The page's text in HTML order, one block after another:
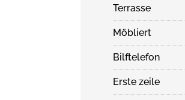
Terrasse
Möbliert
Bilftelefon
Erste zeile